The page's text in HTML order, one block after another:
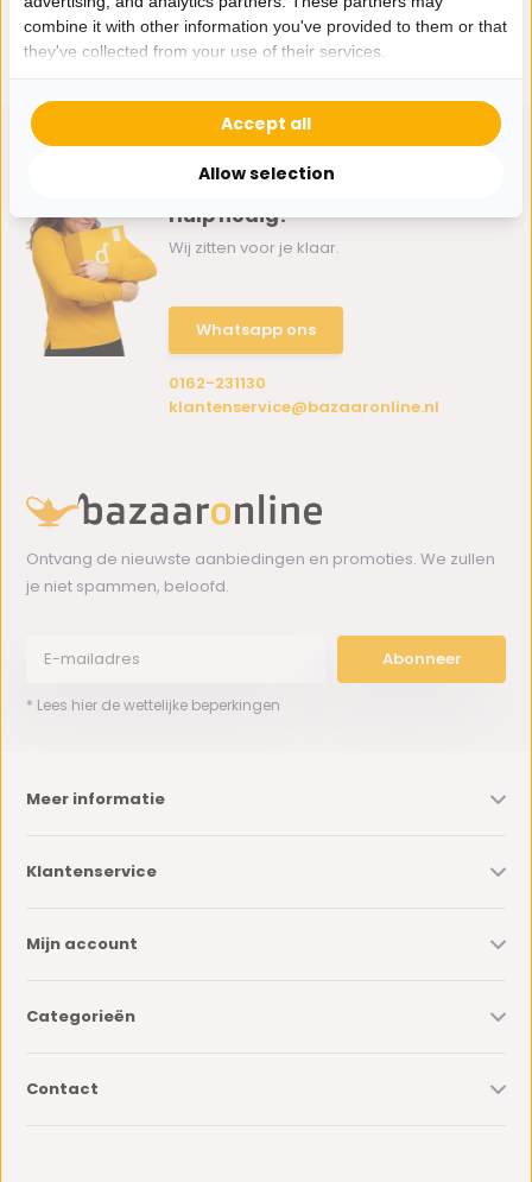
1van1artikelen
Hulp nodig?
Wij zitten voor je klaar.
Whatsapp ons
0162-231130
klantenservice@bazaaronline.nl
Ontvang de nieuwste aanbiedingen en promoties. We zullen
je niet spammen, beloofd.
Abonneer
* Lees hier de wettelijke beperkingen
Meer informatie
Klantenservice
Mijn account
Categorieën
Contact
combine it with other information you've provided to them or that
they've collected from your use of their services.
Allow selection
Accept all